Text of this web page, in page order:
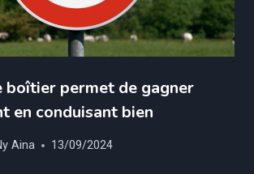
boîtier permet de gagner
en conduisant bien
Aina 13/09/2024